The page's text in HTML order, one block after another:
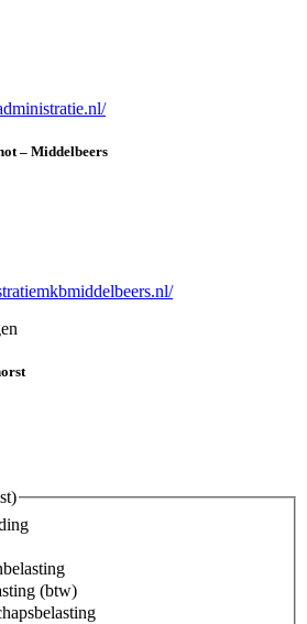
– Middelbeers
(btw)